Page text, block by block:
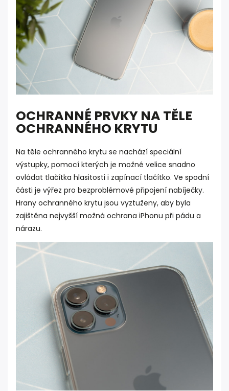
OCHRANNÉ PRVKY NA TĚLE
OCHRANNÉHO KRYTU
Na těle ochranného krytu se nachází speciální
výstupky, pomocí kterých je možné velice snadno
ovládat tlačítka hlasitosti i zapínací tlačítko. Ve spodní
části je výřez pro bezproblémové připojení nabíječky.
Hrany ochranného krytu jsou vyztuženy, aby byla
zajištěna nejvyšší možná ochrana iPhonu při pádu a
nárazu.